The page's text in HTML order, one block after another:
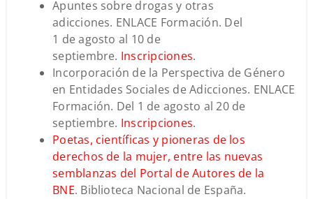
Apuntes sobre drogas y otras
adicciones. ENLACE Formación. Del
1 de agosto al 10 de
septiembre. Inscripciones.
Incorporación de la Perspectiva de Género
en Entidades Sociales de Adicciones. ENLACE
Formación. Del 1 de agosto al 20 de
septiembre. Inscripciones.
Poetas, científicas y pioneras de los
derechos de la mujer, entre las nuevas
semblanzas del Portal de Autores de la
BNE. Biblioteca Nacional de España.